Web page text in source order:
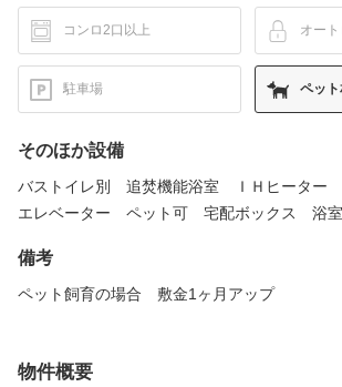
コンロ2口以上 オー
駐車場 ペッ
そのほか設備
バストイレ別 追焚機能浴室 ＩＨヒーター
エレベーター ペット可 宅配ボックス 浴室
備考
ペット飼育の場合 敷金1ヶ月アップ
物件概要